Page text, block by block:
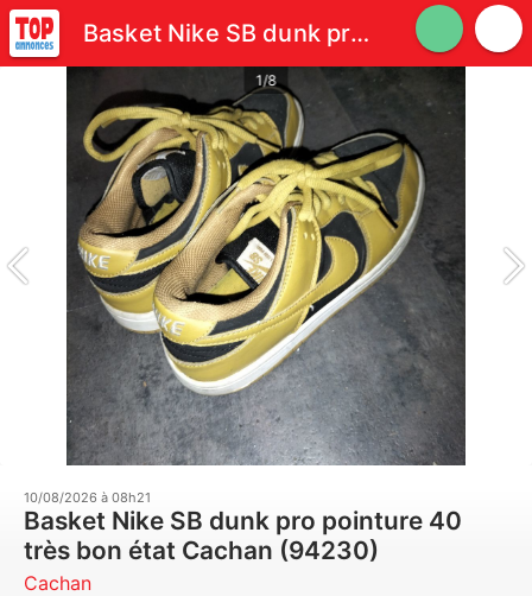
Basket Nike SB dunk pro pointure 40 très bon état
1/8
10/08/2026 à 08h21
Basket Nike SB dunk pro pointure 40
très bon état Cachan (94230)
Cachan